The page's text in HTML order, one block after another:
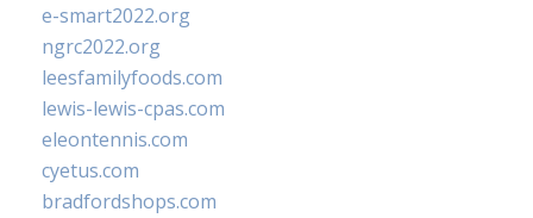
e-smart2022.org
ngrc2022.org
leesfamilyfoods.com
lewis-lewis-cpas.com
eleontennis.com
cyetus.com
bradfordshops.com